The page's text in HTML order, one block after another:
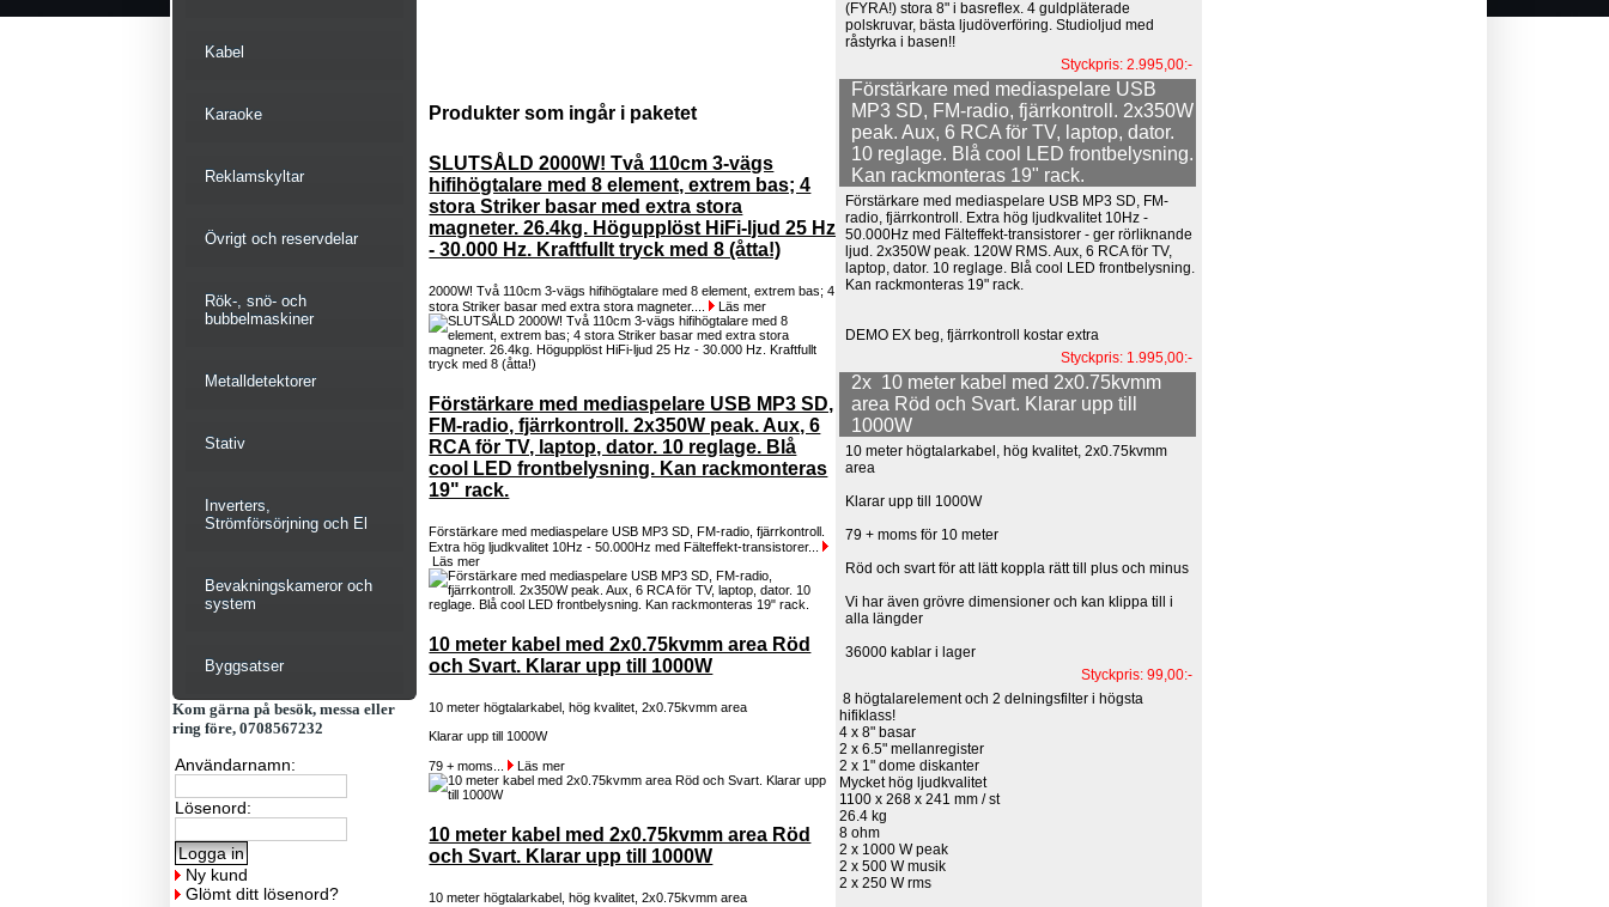
Kabel
Karaoke
Reklamskyltar
Övrigt och reservdelar
Rök-, snö- och
bubbelmaskiner
Metalldetektorer
Stativ
Inverters,
Strömförsörjning och El
Bevakningskameror och
system
Byggsatser
Kom gärna på besök, messa eller
ring före, 0708567232
Användarnamn:
Lösenord:
Ny kund
Glömt ditt lösenord?
Produkter som ingår i paketet
SLUTSÅLD 2000W! Två 110cm 3-vägs
hifihögtalare med 8 element, extrem bas; 4
stora Striker basar med extra stora
magneter. 26.4kg. Högupplöst HiFi-ljud 25 Hz
- 30.000 Hz. Kraftfullt tryck med 8 (åtta!)
2000W! Två 110cm 3-vägs hifihögtalare med 8 element, extrem bas; 4
stora Striker basar med extra stora magneter....
Läs mer
Förstärkare med mediaspelare USB MP3 SD,
FM-radio, fjärrkontroll. 2x350W peak. Aux, 6
RCA för TV, laptop, dator. 10 reglage. Blå
cool LED frontbelysning. Kan rackmonteras
19" rack.
Förstärkare med mediaspelare USB MP3 SD, FM-radio, fjärrkontroll.
Extra hög ljudkvalitet 10Hz - 50.000Hz med Fälteffekt-transistorer...
Läs mer
10 meter kabel med 2x0.75kvmm area Röd
och Svart. Klarar upp till 1000W
10 meter högtalarkabel, hög kvalitet, 2x0.75kvmm area
Klarar upp till 1000W
79 + moms... Läs mer
10 meter kabel med 2x0.75kvmm area Röd
och Svart. Klarar upp till 1000W
10 meter högtalarkabel, hög kvalitet, 2x0.75kvmm area
(FYRA!) stora 8" i basreflex. 4 guldpläterade
polskruvar, bästa ljudöverföring. Studioljud med
råstyrka i basen!!
Styckpris: 2.995,00:-
Förstärkare med mediaspelare USB
MP3 SD, FM-radio, fjärrkontroll. 2x350W
peak. Aux, 6 RCA för TV, laptop, dator.
10 reglage. Blå cool LED frontbelysning.
Kan rackmonteras 19" rack.
Förstärkare med mediaspelare USB MP3 SD, FM-
radio, fjärrkontroll. Extra hög ljudkvalitet 10Hz -
50.000Hz med Fälteffekt-transistorer - ger rörliknande
ljud. 2x350W peak. 120W RMS. Aux, 6 RCA för TV,
laptop, dator. 10 reglage. Blå cool LED frontbelysning.
Kan rackmonteras 19" rack.
DEMO EX beg, fjärrkontroll kostar extra
Styckpris: 1.995,00:-
2x 10 meter kabel med 2x0.75kvmm
area Röd och Svart. Klarar upp till
1000W
10 meter högtalarkabel, hög kvalitet, 2x0.75kvmm
area
Klarar upp till 1000W
79 + moms för 10 meter
Röd och svart för att lätt koppla rätt till plus och minus
Vi har även grövre dimensioner och kan klippa till i
alla längder
36000 kablar i lager
Styckpris: 99,00:-
8 högtalarelement och 2 delningsfilter i högsta
hifiklass!
4 x 8" basar
2 x 6.5" mellanregister
2 x 1" dome diskanter
Mycket hög ljudkvalitet
1100 x 268 x 241 mm / st
26.4 kg
8 ohm
2 x 1000 W peak
2 x 500 W musik
2 x 250 W rms